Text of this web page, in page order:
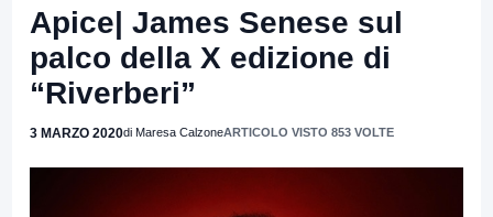
Apice| James Senese sul
palco della X edizione di
“Riverberi”
3 MARZO 2020di Maresa CalzoneARTICOLO VISTO 853 VOLTE